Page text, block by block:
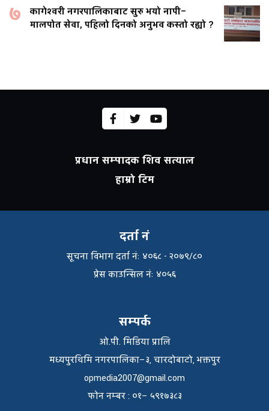
७
कागेश्वरी नगरपालिकाबाट सुरु भयो नापी–
मालपोत सेवा, पहिलो दिनको अनुभव कस्तो रह्यो ?
प्रधान सम्पादक शिव सत्याल
हाम्रो टिम
दर्ता नं
सूचना विभाग दर्ता नंः ४०६८ - २०७९/८०
प्रेस काउन्सिल नंः ४०५६
सम्पर्क
ओ.पी. मिडिया प्रालि
मध्यपुरथिमि नगरपालिका–३, चारदोबाटो, भक्तपुर
opmedia2007@gmail.com
फाेन नम्बर : ०१– ५९१७३८३